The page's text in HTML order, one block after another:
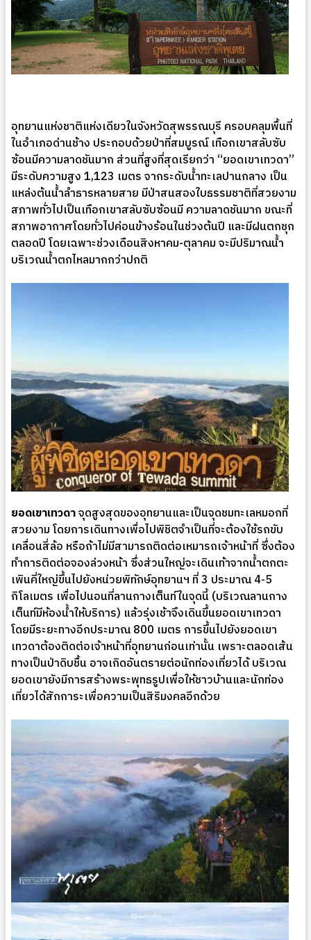
อุทยานแห่งชาติแห่งเดียวในจังหวัดสุพรรณบุรี ครอบคลุมพื้นที่
ในอำเภอด่านช้าง ประกอบด้วยป่าที่สมบูรณ์ เทือกเขาสลับซับ
ซ้อนมีความลาดชันมาก ส่วนที่สูงที่สุดเรียกว่า “ยอดเขาเทวดา”
มีระดับความสูง 1,123 เมตร จากระดับน้ำทะเลปานกลาง เป็น
แหล่งต้นน้ำลำธารหลายสาย มีป่าสนสองใบธรรมชาติที่สวยงาม
สภาพทั่วไปเป็นเทือกเขาสลับซับซ้อนมี ความลาดชันมาก ขณะที่
สภาพอากาศโดยทั่วไปค่อนข้างร้อนในช่วงต้นปี และมีฝนตกชุก
ตลอดปี โดยเฉพาะช่วงเดือนสิงหาคม-ตุลาคม จะมีปริมาณน้ำ
บริเวณน้ำตกไหลมากกว่าปกติ
ยอดเขาเทวดาจุดสูงสุดของอุทยานและเป็นจุดชมทะเลหมอกที่
สวยงาม โดยการเดินทางเพื่อไปพิชิตจำเป็นที่จะต้องใช้รถขับ
เคลื่อนสี่ล้อ หรือถ้าไม่มีสามารถติดต่อเหมารถเจ้าหน้าที่ ซึ่งต้อง
ทำการติดต่อจองล่วงหน้า ซึ่งส่วนใหญ่จะเดินเท้าจากน้ำตกตะ
เพินคี่ใหญ่ขึ้นไปยังหน่วยพิทักษ์อุทยานฯ ที่ 3 ประมาณ 4-5
กิโลเมตร เพื่อไปนอนที่ลานกางเต็นท์ในจุดนี้ (บริเวณลานกาง
เต็นท์มีห้องน้ำให้บริการ) แล้วรุ่งเช้าจึงเดินขึ้นยอดเขาเทวดา
โดยมีระยะทางอีกประมาณ 800 เมตร การขึ้นไปยังยอดเขา
เทวดาต้องติดต่อเจ้าหน้าที่อุทยานก่อนเท่านั้น เพราะตลอดเส้น
ทางเป็นป่าดิบชื้น อาจเกิดอันตรายต่อนักท่องเที่ยวได้ บริเวณ
ยอดเขายังมีการสร้างพระพุทธรูปเพื่อให้ชาวบ้านและนักท่อง
เที่ยวได้สักการะเพื่อความเป็นสิริมงคลอีกด้วย